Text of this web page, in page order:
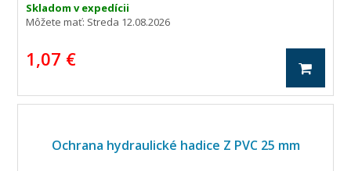
Skladom v expedícii
Môžete mať: Streda 12.08.2026
1,07 €
Ochrana hydraulické hadice Z PVC 25 mm